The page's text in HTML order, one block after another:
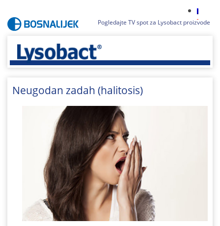
Pogledajte TV spot za Lysobact proizvode
Neugodan zadah (halitosis)